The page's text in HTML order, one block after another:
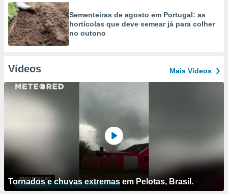
Sementeiras de agosto em Portugal: as
hortícolas que deve semear já para colher
no outono
Vídeos Mais Vídeos
Tornados e chuvas extremas em Pelotas, Brasil.